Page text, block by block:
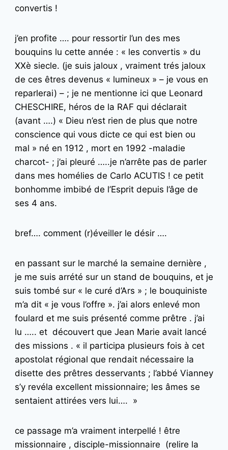
convertis !
j’en profite …. pour ressortir l’un des mes
bouquins lu cette année : « les convertis » du
XXè siecle. (je suis jaloux , vraiment trés jaloux
de ces êtres devenus « lumineux » – je vous en
reparlerai) – ; je ne mentionne ici que Leonard
CHESCHIRE, héros de la RAF qui déclarait
(avant ….) « Dieu n’est rien de plus que notre
conscience qui vous dicte ce qui est bien ou
mal » né en 1912 , mort en 1992 -maladie
charcot- ; j’ai pleuré …..je n’arrête pas de parler
dans mes homélies de Carlo ACUTIS ! ce petit
bonhomme imbibé de l’Esprit depuis l’âge de
ses 4 ans.
bref…. comment (r)éveiller le désir ….
en passant sur le marché la semaine dernière ,
je me suis arrété sur un stand de bouquins, et je
suis tombé sur « le curé d’Ars » ; le bouquiniste
m’a dit « je vous l’offre ». j’ai alors enlevé mon
foulard et me suis présenté comme prêtre . j’ai
lu ….. et découvert que Jean Marie avait lancé
des missions . « il participa plusieurs fois à cet
apostolat régional que rendait nécessaire la
disette des prêtres desservants ; l’abbé Vianney
s’y revéla excellent missionnaire; les âmes se
sentaient attirées vers lui…. »
ce passage m’a vraiment interpellé ! être
missionnaire , disciple-missionnaire (relire la